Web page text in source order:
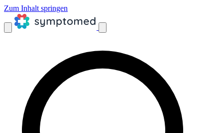
Zum Inhalt springen